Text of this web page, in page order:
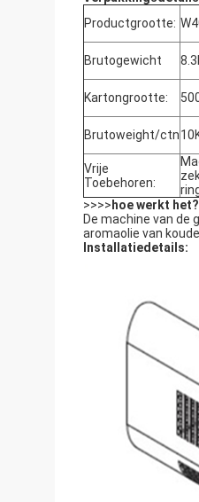
Productgrootte:
Brutogewicht
Kartongrootte:
Brutoweight/ctn
Vrije
Toebehoren:
>>>> hoe werkt het?
De machine van
aromaolie van
Installatiedetails: